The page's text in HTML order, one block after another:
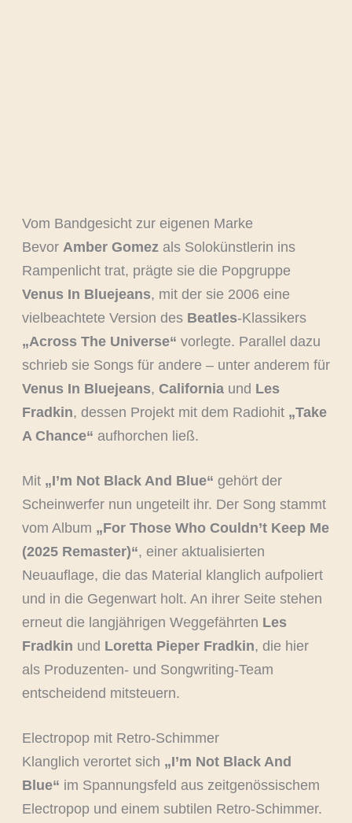
Vom Bandgesicht zur eigenen Marke
Bevor Amber Gomezals Solokünstlerin ins
Rampenlicht trat, prägte sie die Popgruppe
Venus In Bluejeans, mit der sie 2006 eine
vielbeachtete Version des Beatles-Klassikers
„Across The Universe“ vorlegte. Parallel dazu
schrieb sie Songs für andere – unter anderem für
Venus In Bluejeans, Californiaund Les
Fradkin, dessen Projekt mit dem Radiohit „Take
A Chance“ aufhorchen ließ.
Mit „I’m Not Black And Blue“ gehört der
Scheinwerfer nun ungeteilt ihr. Der Song stammt
vom Album „For Those Who Couldn’t Keep Me
(2025 Remaster)“, einer aktualisierten
Neuauflage, die das Material klanglich aufpoliert
und in die Gegenwart holt. An ihrer Seite stehen
erneut die langjährigen Weggefährten Les
Fradkin und Loretta Pieper Fradkin, die hier
als Produzenten- und Songwriting-Team
entscheidend mitsteuern.
Electropop mit Retro-Schimmer
Klanglich verortet sich „I’m Not Black And
Blue“ im Spannungsfeld aus zeitgenössischem
Electropop und einem subtilen Retro-Schimmer.